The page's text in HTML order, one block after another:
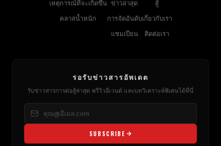
เหตุการณ์ที่จะเกิดขึ้น
คลาสน้ำหนัก
ข่าวล่าสุด
การจัดอันดับ
แชมเปียน
สู้
เกี่ยวกับเรา
ติดต่อเรา
รอรับข่าวสารอัพเดต
รับข่าวสารการต่อสู้ล่าสุด พรีวิวอีเวนต์ และบทวิเคราะห์พิเศษได้ที่นี่
SUBSCRIBE